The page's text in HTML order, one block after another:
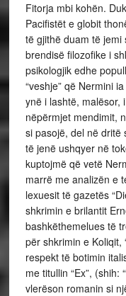
Fitorja mbi kohën.
Pacifistët e globit
të gjithë duam të jemi
brendisë filozofike i
psikologjik edhe
“veshje” që Nermini
ynë i lashtë, malësor,
nëpërmjet mendimit,
si pasojë, del në dritë
të jenë ushqyer në
kuptojmë që vetë
marrë me analizën e
lexuesit të gazetës
shkrimin e brilantit
bashkëthemelues të
për shkrimin e Koliqit,
respekt të botimin
me titullin “Ex”, (shih:
vlerëson romanin si